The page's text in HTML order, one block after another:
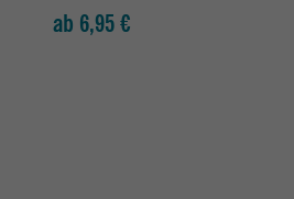
ab 6,95 €